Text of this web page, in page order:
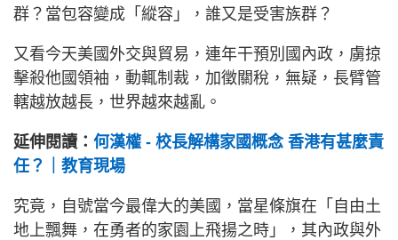
群？當包容變成「縱容」，誰又是受害族群？
又看今天美國外交與貿易，連年干預別國內政，虜掠
擊殺他國領袖，動輒制裁，加徵關稅，無疑，長臂管
轄越放越長，世界越來越亂。
延伸閱讀： 何漢權 - 校長解構家國概念 香港有甚麼責
任？｜教育現場
究竟，自號當今最偉大的美國，當星條旗在「自由土
地上飄舞，在勇者的家園上飛揚之時」，其內政與外